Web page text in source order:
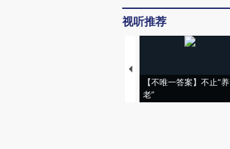
视听推荐
【不唯一答案】不止“养
老”